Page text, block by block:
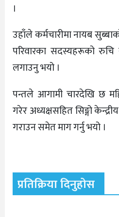
।
उहाँले कर्मचारीमा नायब
परिवारका सदस्यहरूको
लगाउनु भयो ।
पन्तले आगामी चारदेखि छ
गरेर अध्यक्षसहित सिङ्गो
गराउन समेत माग गर्नु भयो ।
प्रतिक्रिया दिनुहोस